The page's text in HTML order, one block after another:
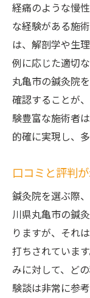
経痛のような慢
な経験がある施
は、解剖学や生
例に応じた適切
丸亀市の鍼灸院
確認することが
験豊富な施術者
的確に実現し、
口コミと評判
鍼灸院を選ぶ際
川県丸亀市の鍼
りますが、それ
打ちされていま
みに対して、ど
験談は非常に参